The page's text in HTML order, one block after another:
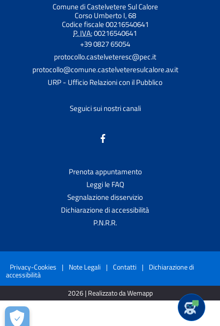
Comune di Castelvetere Sul Calore
Corso Umberto I, 68
Codice fiscale 00216540641
P. IVA:00216540641
+39 0827 65054
protocollo.castelveteresc@pec.it
protocollo@comune.castelveteresulcalore.av.it
URP - Ufficio Relazioni con il Pubblico
Seguici sui nostri canali
Prenota appuntamento
Leggi le FAQ
Segnalazione disservizio
Dichiarazione di accessibilità
P.N.R.R.
Privacy-Cookies | Note Legali | Contatti | Dichiarazione di
accessibilità
2026 | Realizzato da Wemapp